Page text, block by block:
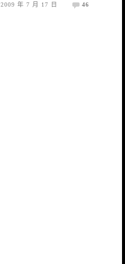
2009 年 7 月 17 日 46